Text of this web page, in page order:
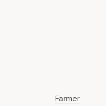
Farmer